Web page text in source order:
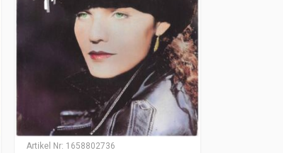
Artikel Nr: 1658802736